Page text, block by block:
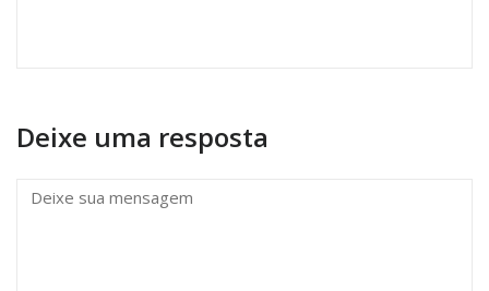
Deixe uma resposta